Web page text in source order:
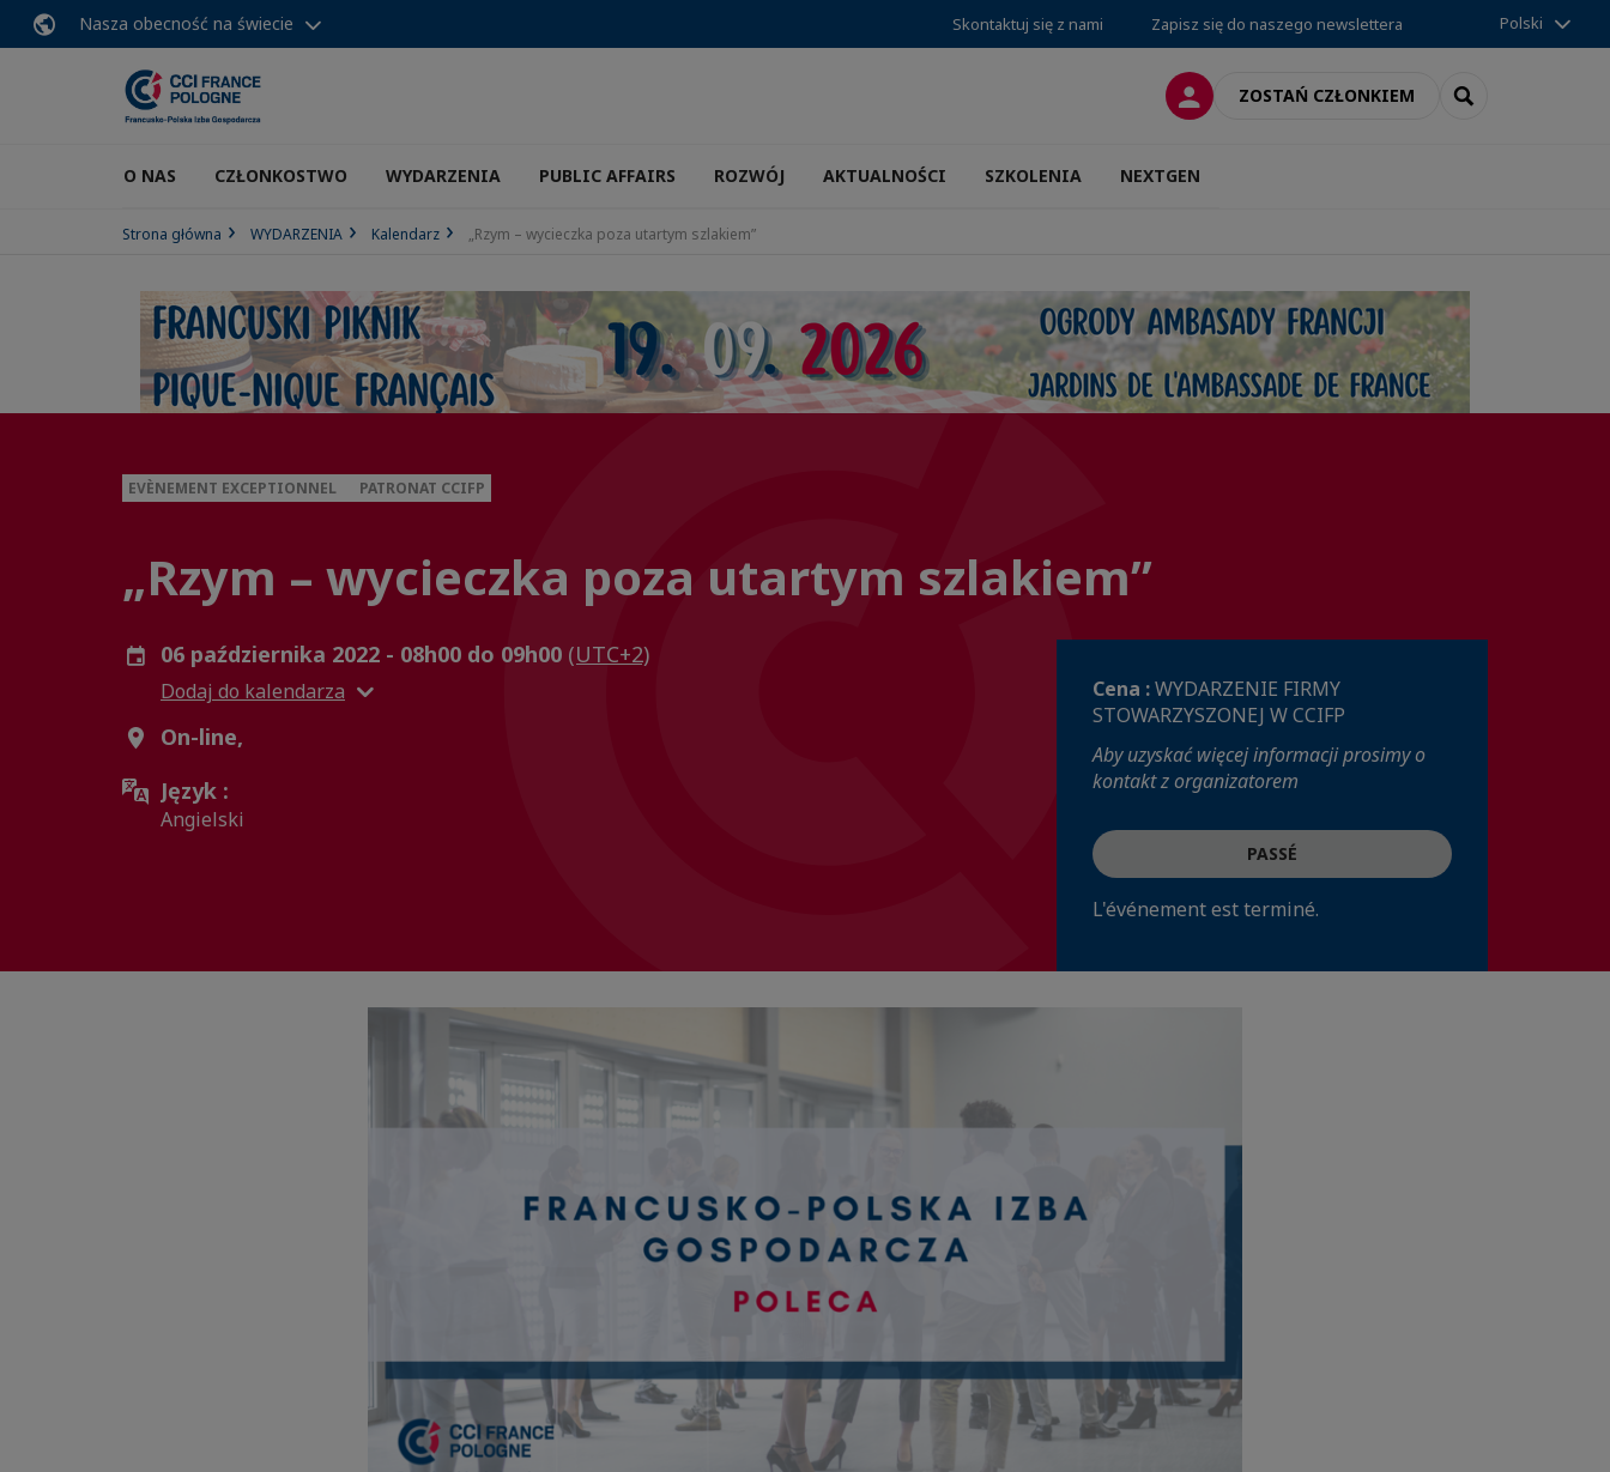
Nasza obecność na świecie Skontaktuj się z nami Zapisz się do naszego newslettera Polski
LOGOWANIEZOSTAŃ CZŁONKIEM SEARCH
O NAS CZŁONKOSTWO WYDARZENIA PUBLIC AFFAIRS ROZWÓJ AKTUALNOŚCI SZKOLENIA NEXTGEN
Strona główna WYDARZENIA Kalendarz „Rzym – wycieczka poza utartym szlakiem”
EVÈNEMENT EXCEPTIONNEL PATRONAT CCIFP
„Rzym – wycieczka poza utartym szlakiem”
06 października 2022 - 08h00 do 09h00 (UTC+2)
Dodaj do kalendarza
On-line,
Język :
Angielski
Cena :WYDARZENIE FIRMY
STOWARZYSZONEJ W CCIFP
Aby uzyskać więcej informacji prosimy o
kontakt z organizatorem
PASSÉ
L'événement est terminé.